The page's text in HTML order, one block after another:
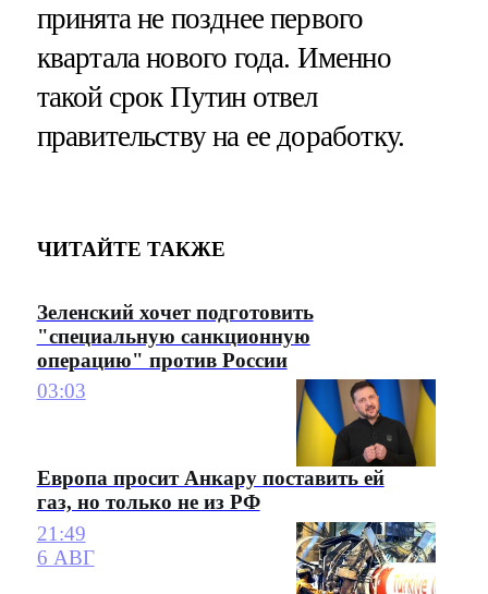
принята не позднее первого
квартала нового года. Именно
такой срок Путин отвел
правительству на ее доработку.
ЧИТАЙТЕ ТАКЖЕ
Зеленский хочет подготовить
"специальную санкционную
операцию" против России
03:03
Европа просит Анкару поставить ей
газ, но только не из РФ
21:49
6 АВГ